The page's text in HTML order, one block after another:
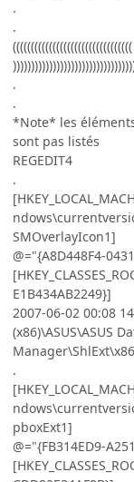
.
.
.
.
*Note* les
sont pas listés
REGEDIT4
.
SMOverlayIcon1]
@="{A8D448F4-
E1B434AB2249}]
2007-06-02 00:08
(x86)\ASUS\ASUS
.
pboxExt1]
@="{FB314ED9-